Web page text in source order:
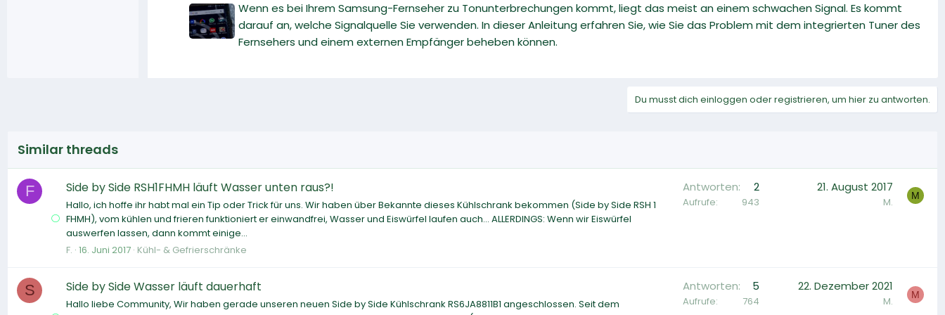
Wenn es bei Ihrem Samsung-Fernseher zu Tonunterbrechungen kommt, liegt das meist an einem schwachen Signal. Es kommt
darauf an, welche Signalquelle Sie verwenden. In dieser Anleitung erfahren Sie, wie Sie das Problem mit dem integrierten Tuner des
Fernsehers und einem externen Empfänger beheben können.
Du musst dich einloggen oder registrieren, um hier zu antworten.
Similar threads
F Side by Side RSH1FHMH läuft Wasser unten raus?!
Hallo, ich hoffe ihr habt mal ein Tip oder Trick für uns. Wir haben über Bekannte dieses Kühlschrank bekommen (Side by Side RSH 1
FHMH), vom kühlen und frieren funktioniert er einwandfrei, Wasser und Eiswürfel laufen auch... ALLERDINGS: Wenn wir Eiswürfel
auswerfen lassen, dann kommt einige...
F. 16. Juni 2017 Kühl- & Gefrierschränke
Antworten 2
Aufrufe 943
21. August 2017
M. M
S Side by Side Wasser läuft dauerhaft
Hallo liebe Community, Wir haben gerade unseren neuen Side by Side Kühlschrank RS6JA8811B1 angeschlossen. Seit dem
Antworten 5
Aufrufe 764
22. Dezember 2021
M. M